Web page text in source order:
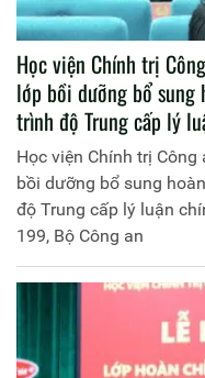
Học viện Chính trị
lớp bồi dưỡng bổ
trình độ Trung cấp lý
Bệnh viện 199, Bộ
Học viện Chính trị
bồi dưỡng bổ sung
độ Trung cấp lý luận
199, Bộ Công an